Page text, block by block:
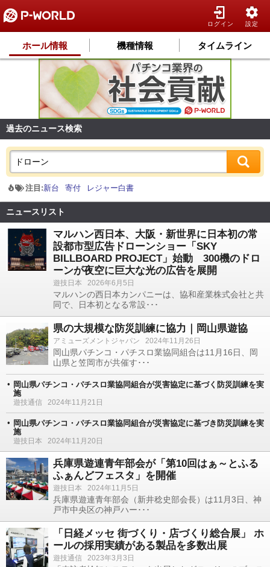
ログイン 設定
ホール情報 機種情報 タイムライン
過去のニュース検索
注目:新台 寄付 レジャー白書
ニュースリスト
マルハン西日本、大阪・新世界に日本初の常
設都市型広告ドローンショー「SKY
BILLBOARD PROJECT」始動 300機のドロ
ーンが夜空に巨大な光の広告を展開
遊技日本 2026年6月5日
マルハンの西日本カンパニーは、協和産業株式会社と共
同で、日本初となる常設･･･
県の大規模な防災訓練に協力｜岡山県遊協
アミューズメントジャパン 2024年11月26日
岡山県パチンコ・パチスロ業協同組合は11月16日、岡
山県と笠岡市が共催す･･･
岡山県パチンコ・パチスロ業協同組合が災害協定に基づく防災訓練を実
施
遊技通信 2024年11月21日
岡山県パチンコ・パチスロ業協同組合が災害協定に基づき防災訓練を実
施
遊技日本 2024年11月20日
兵庫県遊連青年部会が「第10回はぁ～とふる
ふぁんどフェスタ」を開催
遊技日本 2024年11月5日
兵庫県遊連青年部会（新井稔史部会長）は11月3日、神
戸市中央区の神戸ハー･･･
「日経メッセ 街づくり・店づくり総合展」 ホ
ールの採用実績がある製品を多数出展
遊技通信 2023年3月3日